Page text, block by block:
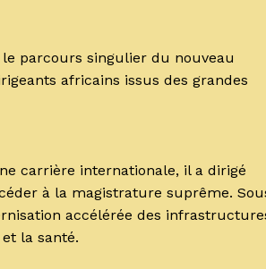
parcours singulier du nouveau
africains issus des grandes
carrière internationale, il a dirigé
à la magistrature suprême.
accélérée des
la santé.